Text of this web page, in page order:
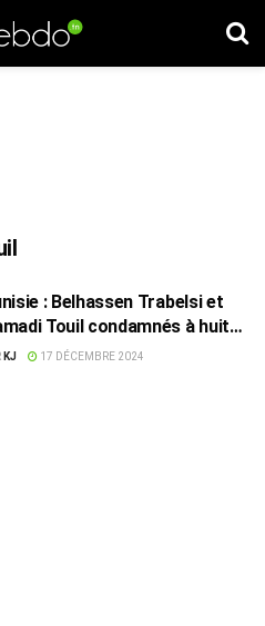
: Belhassen Trabelsi et
Touil condamnés à huit
de prison
KJ 17 DÉCEMBRE 2024